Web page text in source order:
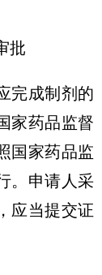
批
完成制剂的
家药品监督
国家药品监
。申请人采
应当提交证